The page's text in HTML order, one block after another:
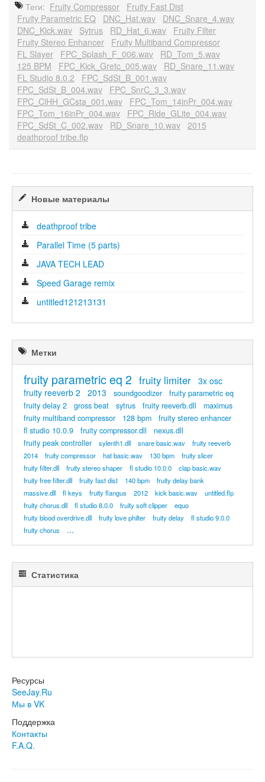
Теги: Fruity Compressor
Fruity Fast Dist
Fruity Parametric EQ
DNC_Hat.wav
DNC_Snare_4.wav
DNC_Kick.wav
Sytrus RD_Hat_6.wav
Fruity Filter
Fruity Stereo Enhancer
Fruity Multiband Compressor
FL Slayer
FPC_Splash_F_006.wav
RD_Tom_5.wav
125 BPM
FPC_Kick_Gretc_005.wav
RD_Snare_11.wav
FL Studio 8.0.2
FPC_SdSt_B_001.wav
FPC_SdSt_B_004.wav
FPC_SnrC_3_3.wav
FPC_ClHH_GCsta_001.wav
FPC_Tom_14inPr_004.wav
FPC_Tom_16inPr_004.wav
FPC_Ride_GLite_004.wav
FPC_SdSt_C_002.wav
RD_Snare_10.wav 2015
deathproof tribe.flp
Новые материалы
deathproof tribe
Parallel Time (5 parts)
JAVA TECH LEAD
Speed Garage remix
untitled121213131
Метки
fruity parametric eq 2 fruity limiter 3x osc
fruity reeverb 2
2013 soundgoodizer
fruity parametric eq
fruity delay 2
gross beat sytrus fruity reeverb.dll
maximus
fruity multiband compressor
128 bpm
fruity stereo enhancer
fl studio 10.0.9
fruity compressor.dll
nexus.dll
fruity peak controller
sylenth1.dll snare basic.wav
fruity reeverb
2014
fruity compressor hat basic.wav 130 bpm
fruity slicer
fruity filter.dll
fruity stereo shaper fl studio 10.0.0
clap basic.wav
fruity free filter.dll
fruity fast dist 140 bpm
fruity delay bank
massive.dll
fl keys fruity flangus 2012 kick basic.wav
untitled.flp
fruity chorus.dll
fl studio 8.0.0 fruity soft clipper
equo
fruity blood overdrive.dll
fruity love philter fruity delay
fl studio 9.0.0
fruity chorus
...
Статистика
Ресурсы
SeeJay.Ru
Мы в VK
Поддержка
Контакты
F.A.Q.